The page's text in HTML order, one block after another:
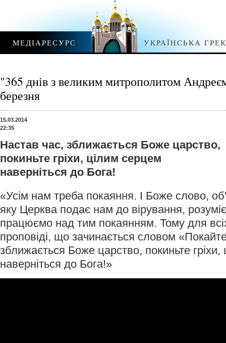
МЕДІАРЕСУРС УКРАЇНСЬКА
"365 днів з великим митрополитом
березня
15.03.2014
22:35
Настав час, зближається Боже царство,
покиньте гріхи, цілим серцем
наверніться до Бога!
«Усім нам треба покаяння. І Боже слово,
яку Церква подає нам до вірування,
працюємо над тим покаянням. Тому для
проповіді, що зачинається словом
зближається Боже царство, покиньте
наверніться до Бога!»